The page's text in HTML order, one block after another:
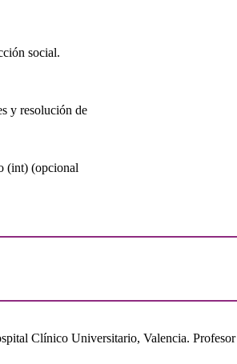
social.
y resolución de
(int) (opcional
Clínico Universitario, Valencia.